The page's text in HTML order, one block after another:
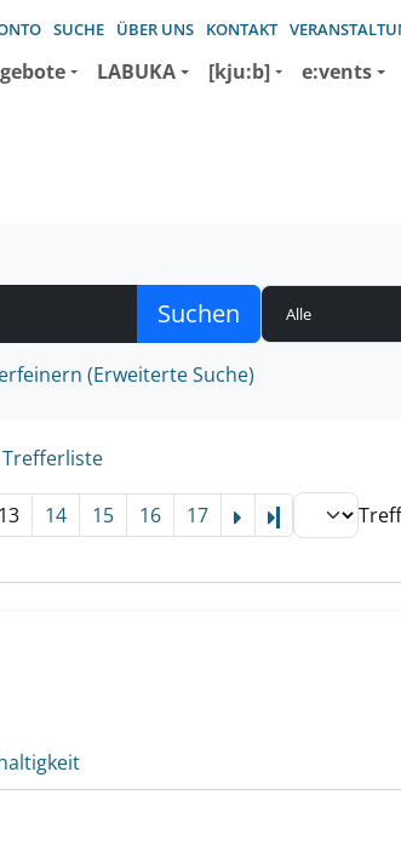
SUCHE ÜBER UNS KONTAKT
LABUKA [kju:b] e:vents
(Erweiterte Suche)
13 14 15 16 17 Letzte Seite